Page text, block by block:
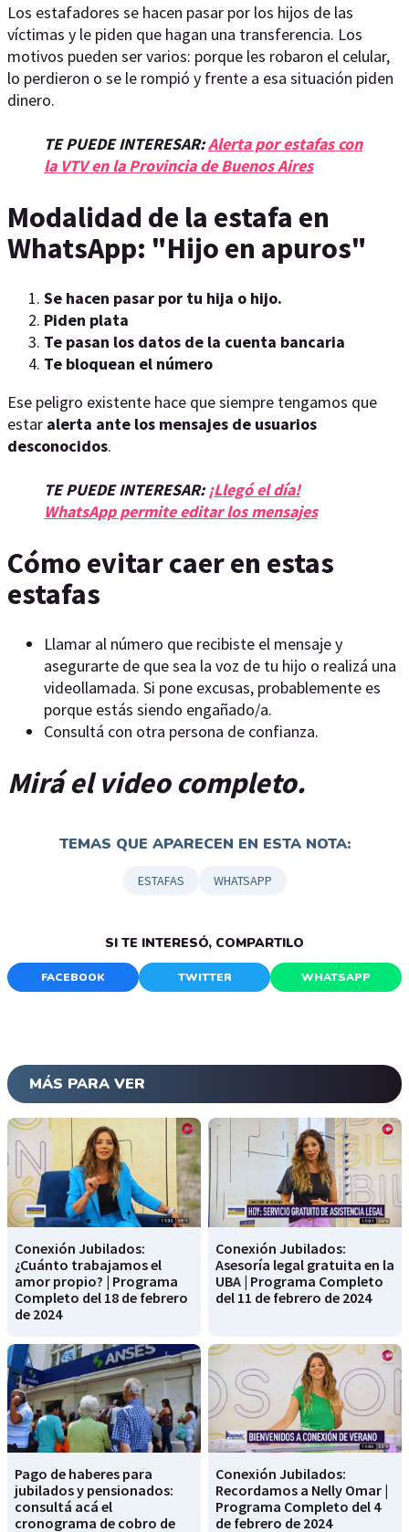
Los estafadores se hacen pasar por los hijos de las
víctimas y le piden que hagan una transferencia. Los
motivos pueden ser varios: porque les robaron el celular,
lo perdieron o se le rompió y frente a esa situación piden
dinero.
TE PUEDE INTERESAR:Alerta por estafas con
la VTV en la Provincia de Buenos Aires
Modalidad de la estafa en
WhatsApp: "Hijo en apuros"
Se hacen pasar por tu hija o hijo.
Piden plata
Te pasan los datos de la cuenta bancaria
Te bloquean el número
Ese peligro existente hace que siempre tengamos que
estar alerta ante los mensajes de usuarios
desconocidos.
TE PUEDE INTERESAR:¡Llegó el día!
WhatsApp permite editar los mensajes
Cómo evitar caer en estas
estafas
Llamar al número que recibiste el mensaje y
asegurarte de que sea la voz de tu hijo o realizá una
videollamada. Si pone excusas, probablemente es
porque estás siendo engañado/a.
Consultá con otra persona de confianza.
Mirá el video completo.
TEMAS QUE APARECEN EN ESTA NOTA:
ESTAFAS WHATSAPP
SI TE INTERESÓ, COMPARTILO
FACEBOOK TWITTER WHATSAPP
MÁS PARA VER
Conexión Jubilados:
¿Cuánto trabajamos el
amor propio? | Programa
Completo del 18 de febrero
de 2024
Conexión Jubilados:
Asesoría legal gratuita en la
UBA | Programa Completo
del 11 de febrero de 2024
Pago de haberes para
jubilados y pensionados:
consultá acá el
cronograma de cobro de
Conexión Jubilados:
Recordamos a Nelly Omar |
Programa Completo del 4
de febrero de 2024